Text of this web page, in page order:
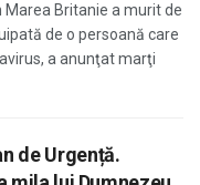
Britanie a murit de
de o persoană care
a anunţat marţi
de Urgență.